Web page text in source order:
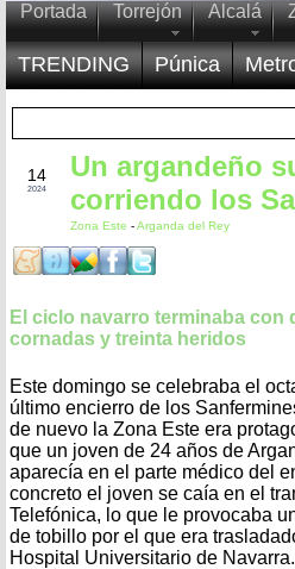
Portada Torrejón Alcalá
TRENDING Púnica
14
2024
Un argandeño
corriendo los
Zona Este -Arganda del Rey
El ciclo navarro terminaba con
cornadas y treinta heridos
Este domingo se celebraba el
último encierro de los
de nuevo la Zona Este era
que un joven de 24 años de
aparecía en el parte médico del
concreto el joven se caía en el
Telefónica, lo que le provocaba
de tobillo por el que era
Hospital Universitario de Navarra.